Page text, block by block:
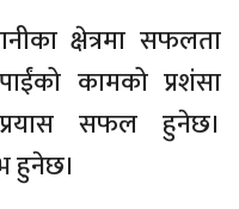
क्षेत्रमा सफलता
कामको प्रशंसा
सफल हुनेछ।
हुनेछ।